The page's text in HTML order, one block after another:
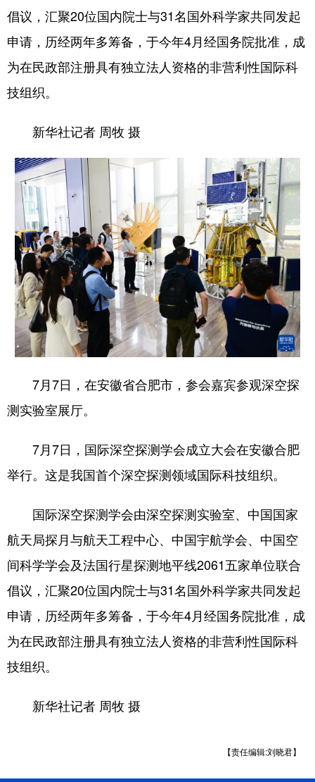
倡议，汇聚20位国内院士与31名国外科学家共同发起
申请，历经两年多筹备，于今年4月经国务院批准，成
为在民政部注册具有独立法人资格的非营利性国际科
技组织。
新华社记者 周牧 摄
7月7日，在安徽省合肥市，参会嘉宾参观深空探
测实验室展厅。
7月7日，国际深空探测学会成立大会在安徽合肥
举行。这是我国首个深空探测领域国际科技组织。
国际深空探测学会由深空探测实验室、中国国家
航天局探月与航天工程中心、中国宇航学会、中国空
间科学学会及法国行星探测地平线2061五家单位联合
倡议，汇聚20位国内院士与31名国外科学家共同发起
申请，历经两年多筹备，于今年4月经国务院批准，成
为在民政部注册具有独立法人资格的非营利性国际科
技组织。
新华社记者 周牧 摄
【责任编辑:刘晓君】